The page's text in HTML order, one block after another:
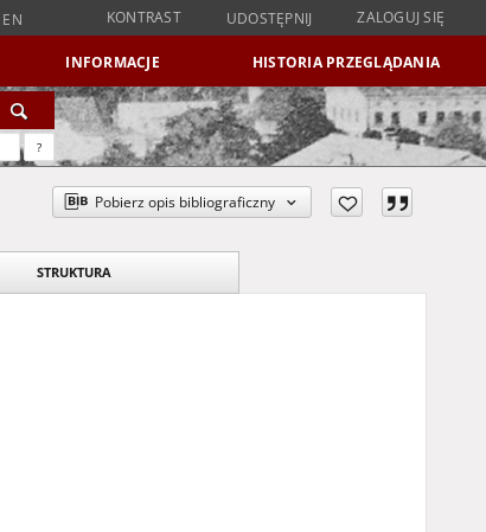
EN KONTRAST UDOSTĘPNIJ ZALOGUJ SIĘ
INFORMACJE HISTORIA PRZEGLĄDANIA
?
Pobierz opis bibliograficzny
STRUKTURA